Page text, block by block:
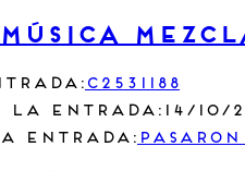
Música
c2531188
la entrada: 14/10/
entrada: